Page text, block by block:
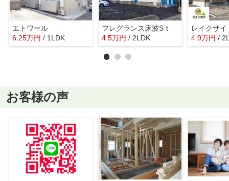
エトワール
6.25万円 / 1LDK
フレグランス床波Sｔ
4.5万円 / 2LDK
レイクサ
4.9万円 /
お客様の声